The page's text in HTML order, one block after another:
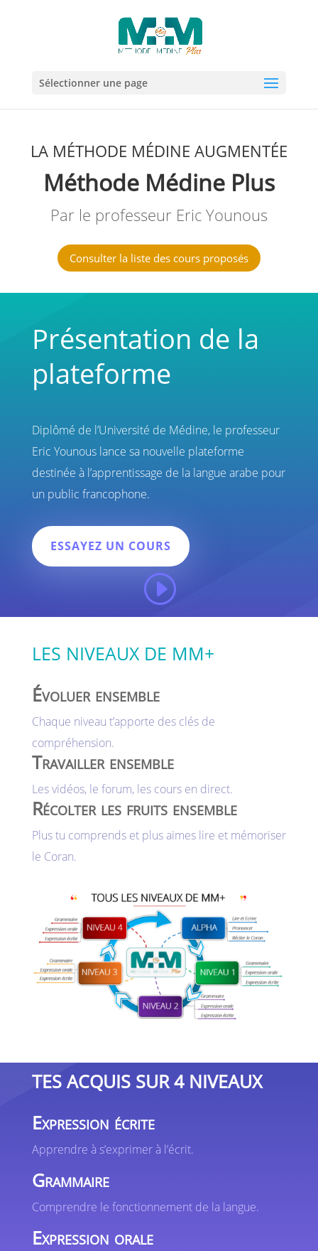
Sélectionner une page
LA MÉTHODE MÉDINE AUGMENTÉE
Méthode Médine Plus
Par le professeur Eric Younous
Consulter la liste des cours proposés
Présentation de la
plateforme
Diplômé de l’Université de Médine, le professeur
Eric Younous lance sa nouvelle plateforme
destinée à l’apprentissage de la langue arabe pour
un public francophone.
ESSAYEZ UN COURS
LES NIVEAUX DE MM+
Évoluer ensemble
Chaque niveau t’apporte des clés de
compréhension.
Travailler ensemble
Les vidéos, le forum, les cours en direct.
Récolter les fruits ensemble
Plus tu comprends et plus aimes lire et mémoriser
le Coran.
TES ACQUIS SUR 4 NIVEAUX
Expression écrite
Apprendre à s’exprimer à l’écrit.
Grammaire
Comprendre le fonctionnement de la langue.
Expression orale